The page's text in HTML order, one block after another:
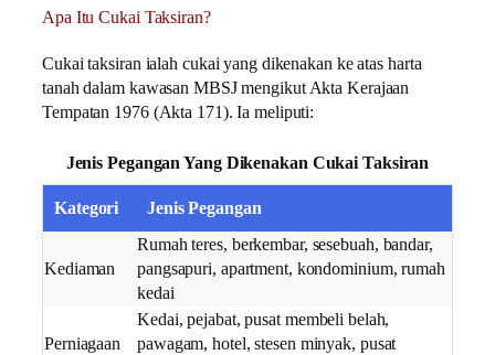
Apa Itu Cukai Taksiran?
Cukai taksiran ialah cukai yang dikenakan ke atas harta
tanah dalam kawasan MBSJ mengikut Akta Kerajaan
Tempatan 1976 (Akta 171). Ia meliputi:
Jenis Pegangan Yang Dikenakan Cukai Taksiran
Kategori Jenis Pegangan
Kediaman
Rumah teres, berkembar, sesebuah, bandar,
pangsapuri, apartment, kondominium, rumah
kedai
Perniagaan
Kedai, pejabat, pusat membeli belah,
pawagam, hotel, stesen minyak, pusat